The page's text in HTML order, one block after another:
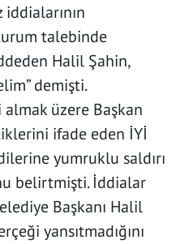
talebinde
Halil Şahin,
demişti.
almak üzere Başkan
ifade eden İYİ
yumruklu saldırı
belirtmişti. İddialar
Başkanı Halil
yansıtmadığını